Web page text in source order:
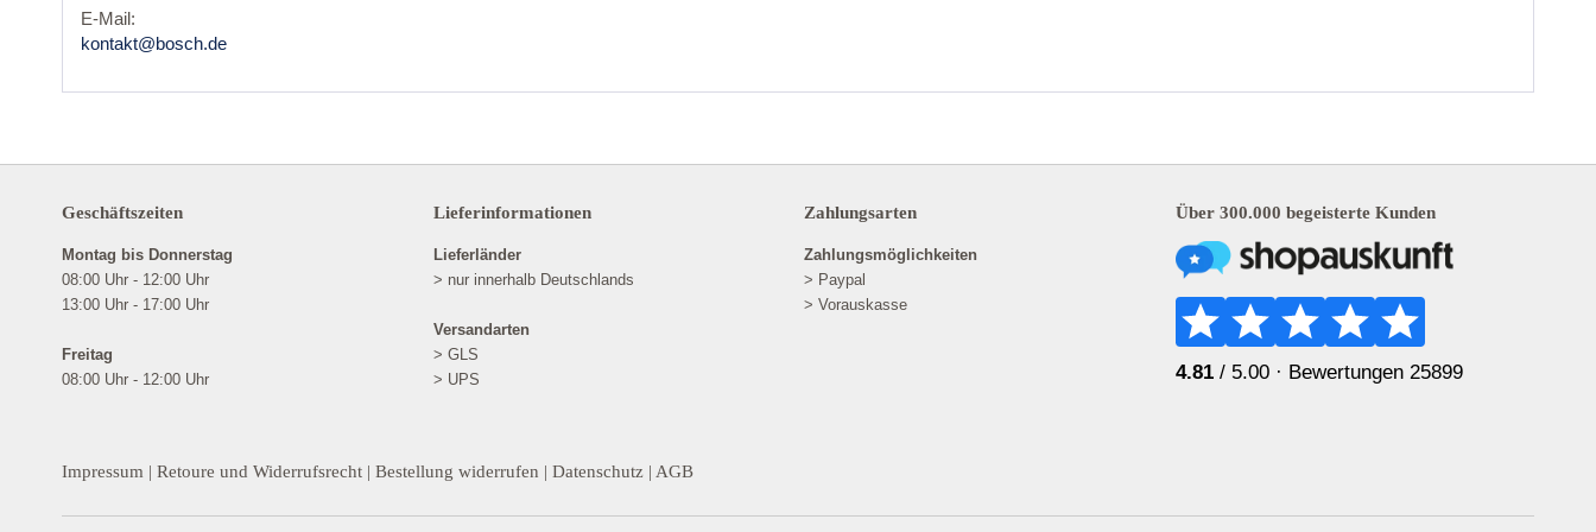
E-Mail:
kontakt@bosch.de
Geschäftszeiten
Montag bis Donnerstag
08:00 Uhr - 12:00 Uhr
13:00 Uhr - 17:00 Uhr
Freitag
08:00 Uhr - 12:00 Uhr
Lieferinformationen
Lieferländer
> nur innerhalb Deutschlands
Versandarten
> GLS
> UPS
Zahlungsarten
Zahlungsmöglichkeiten
> Paypal
> Vorauskasse
Über 300.000 begeisterte Kunden
4.81 / 5.00 · Bewertungen 25899
Impressum | Retoure und Widerrufsrecht | Bestellung widerrufen | Datenschutz | AGB